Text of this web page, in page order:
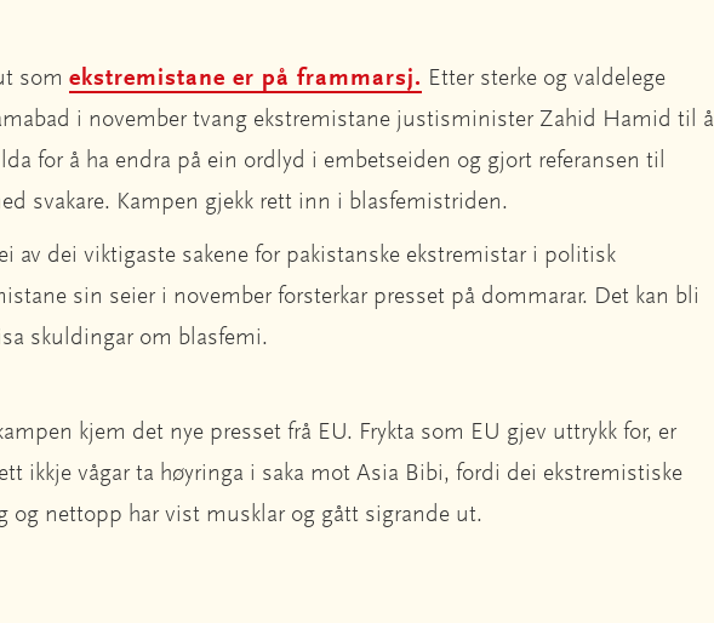
som ekstremistane er på frammarsj. Etter sterke og valdelege
i november tvang ekstremistane justisminister Zahid Hamid til å
for å ha endra på ein ordlyd i embetseiden og gjort referansen til
svakare. Kampen gjekk rett inn i blasfemistriden.
av dei viktigaste sakene for pakistanske ekstremistar i politisk
sin seier i november forsterkar presset på dommarar. Det kan bli
skuldingar om blasfemi.
kjem det nye presset frå EU. Frykta som EU gjev uttrykk for, er
ikkje vågar ta høyringa i saka mot Asia Bibi, fordi dei ekstremistiske
og nettopp har vist musklar og gått sigrande ut.